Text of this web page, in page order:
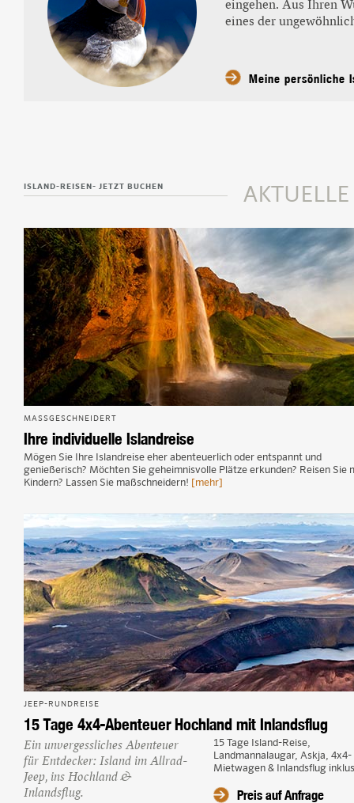
Camping auf Island
eingehen. Aus Ihren
eines der
Meine persönliche
ISLAND-REISEN- JETZT BUCHEN
MASSGESCHNEIDERT
Ihre individuelle Islandreise
Mögen Sie Ihre Islandreise eher abenteuerlich oder entspannt und
genießerisch? Möchten Sie geheimnisvolle Plätze erkunden? Reisen Sie
Kindern? Lassen Sie maßschneidern! [mehr]
JEEP-RUNDREISE
15 Tage 4x4-Abenteuer Hochland mit Inlandsflug
Ein unvergessliches Abenteuer
für Entdecker: Island im Allrad-
Jeep, ins Hochland &
Inlandsflug.
15 Tage Island-Reise,
Landmannalaugar, Askja, 4x4-
Mietwagen & Inlandsflug
Preis auf Anfrage